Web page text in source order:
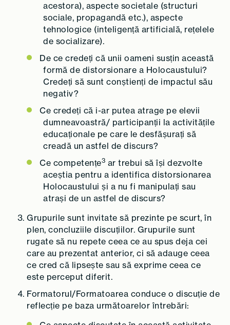
acestora), aspecte societale (structuri
sociale, propagandă etc.), aspecte
tehnologice (inteligență artificială, rețelele
de socializare).
De ce credeți că unii oameni susțin această
formă de distorsionare a Holocaustului?
Credeți să sunt conștienți de impactul său
negativ?
Ce credeți că i-ar putea atrage pe elevii
dumneavoastră/ participanții la activitățile
educaționale pe care le desfășurați să
creadă un astfel de discurs?
Ce competențe3 ar trebui să își dezvolte
aceștia pentru a identifica distorsionarea
Holocaustului și a nu fi manipulați sau
atrași de un astfel de discurs?
Grupurile sunt invitate să prezinte pe scurt, în
plen, concluziile discuțiilor. Grupurile sunt
rugate să nu repete ceea ce au spus deja cei
care au prezentat anterior, ci să adauge ceea
ce cred că lipsește sau să exprime ceea ce
este perceput diferit.
Formatorul/Formatoarea conduce o discuție de
reflecție pe baza următoarelor întrebări: